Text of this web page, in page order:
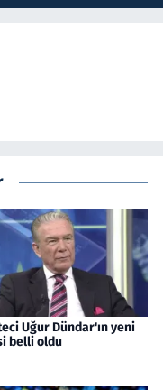
Uğur Dündar'ın yeni
belli oldu